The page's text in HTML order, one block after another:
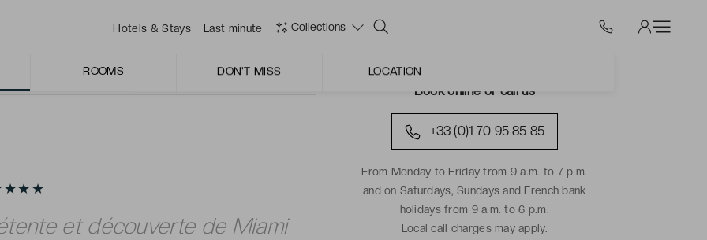
Hotels & Stays Last minute Collections
ROOMS DON'T MISS LOCATION
★★★★
et découverte de Miami
Book online or call us
+33 (0)1 70 95 85 85
From Monday to Friday from 9 a.m. to 7 p.m.
and on Saturdays, Sundays and French bank
holidays from 9 a.m. to 6 p.m.
Local call charges may apply.